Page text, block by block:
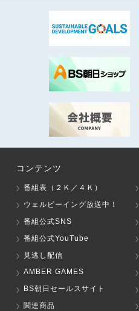
コンテンツ
番組表（２Ｋ／４Ｋ）
ウェルビーイング放送中！
番組公式SNS
番組公式YouTube
見逃し配信
AMBER GAMES
BS朝日セールスサイト
関連商品